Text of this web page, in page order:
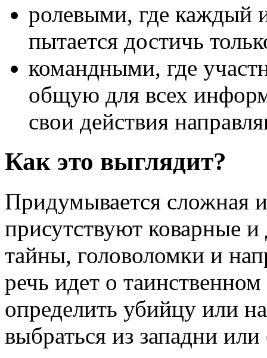
ролевыми, где каждый
пытается достичь
командными, где
общую для всех
свои действия
Как это выглядит?
Придумывается сложная
присутствуют коварные
тайны, головоломки и
речь идет о
определить убийцу или
выбраться из западни